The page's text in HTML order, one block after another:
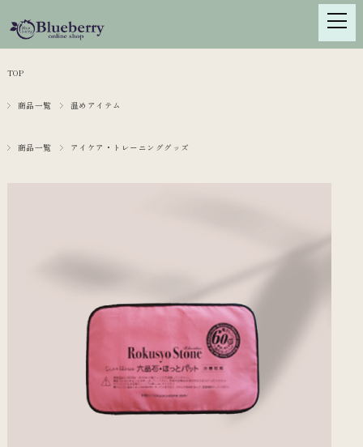
TOP
商品一覧 温めアイテム
商品一覧 アイケア・トレーニンググッズ